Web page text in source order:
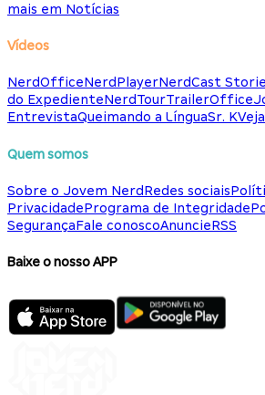
mais em Notícias
Vídeos
NerdOfficeNerdPlayerNerdCast
do ExpedienteNerdTourTrailerOffice
EntrevistaQueimando a LínguaSr. K
Quem somos
Sobre o Jovem NerdRedes sociais
PrivacidadePrograma de Integridade
SegurançaFale conoscoAnuncieRSS
Baixe o nosso APP